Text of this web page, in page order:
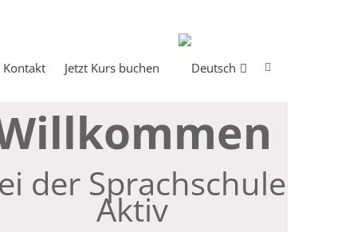
Kontakt Jetzt Kurs buchen
der Sprachschule
Aktiv